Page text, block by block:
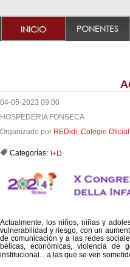
INICIO PONENTES
04-05-2023 09:00
HOSPEDERIA FONSECA
Organizado por REDidi; Colegio
Categorías: I+D
Actualmente, los niños, niñas y
vulnerabilidad y riesgo, con un
de comunicación y a las redes
bélicas, económicas, violencia de
institucional ... a las que se ven